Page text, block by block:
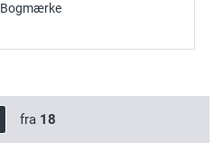
Bogmærke
fra 18